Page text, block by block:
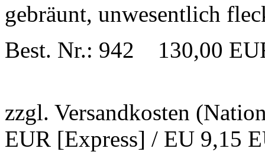
gebräunt, unwesentlich
Best. Nr.: 942 130,00
zzgl. Versandkosten
EUR [Express] / EU 9,15